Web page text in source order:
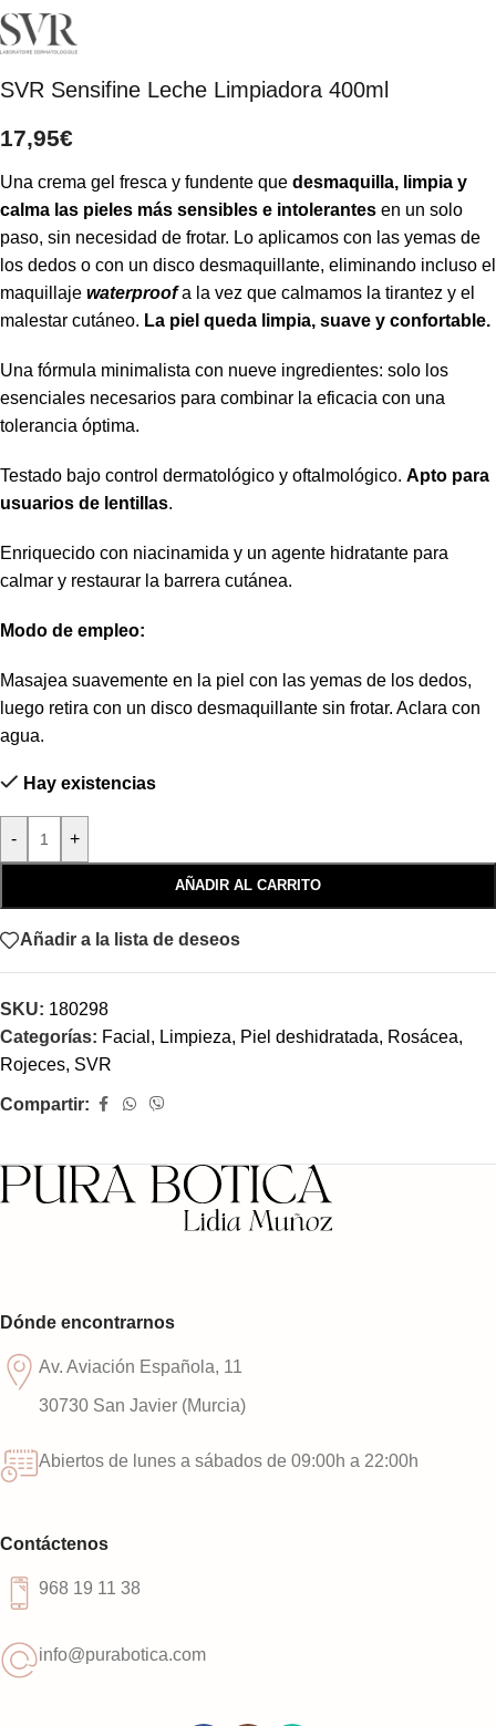
SVR Sensifine Leche Limpiadora 400ml
17,95€
Una crema gel fresca y fundente que desmaquilla, limpia y
calma las pieles más sensibles e intolerantes en un solo
paso, sin necesidad de frotar. Lo aplicamos con las yemas de
los dedos o con un disco desmaquillante, eliminando incluso el
maquillaje waterproofa la vez que calmamos la tirantez y el
malestar cutáneo. La piel queda limpia, suave y confortable.
Una fórmula minimalista con nueve ingredientes: solo los
esenciales necesarios para combinar la eficacia con una
tolerancia óptima.
Testado bajo control dermatológico y oftalmológico. Apto para
usuarios de lentillas.
Enriquecido con niacinamida y un agente hidratante para
calmar y restaurar la barrera cutánea.
Modo de empleo:
Masajea suavemente en la piel con las yemas de los dedos,
luego retira con un disco desmaquillante sin frotar. Aclara con
agua.
Hay existencias
- +
AÑADIR AL CARRITO
Añadir a la lista de deseos
SKU: 180298
Categorías: Facial , Limpieza, Piel deshidratada, Rosácea,
Rojeces, SVR
Compartir:
Dónde encontrarnos
Av. Aviación Española, 11
30730 San Javier (Murcia)
Abiertos de lunes a sábados de 09:00h a 22:00h
Contáctenos
968 19 11 38
info@purabotica.com